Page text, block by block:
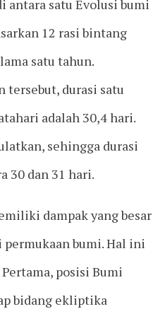
antara satu Evolusi bumi
12 rasi bintang
satu tahun.
tersebut, durasi satu
adalah 30,4 hari.
sehingga durasi
30 dan 31 hari.
dampak yang besar
bumi. Hal ini
posisi Bumi
bidang ekliptika